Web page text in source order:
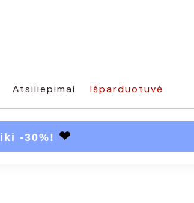
Atsiliepimai Išparduotuvė
iki -30%! ❤